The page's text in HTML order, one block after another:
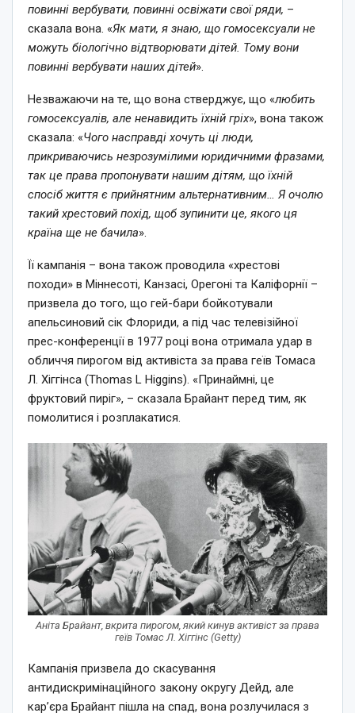
повинні вербувати, повинні освіжати свої ряди, –
сказала вона. «Як мати, я знаю, що гомосексуали не
можуть біологічно відтворювати дітей. Тому вони
повинні вербувати наших дітей».
Незважаючи на те, що вона стверджує, що «любить
гомосексуалів, але ненавидить їхній гріх», вона також
сказала: «Чого насправді хочуть ці люди,
прикриваючись незрозумілими юридичними фразами,
так це права пропонувати нашим дітям, що їхній
спосіб життя є прийнятним альтернативним… Я очолю
такий хрестовий похід, щоб зупинити це, якого ця
країна ще не бачила».
Її кампанія – вона також проводила «хрестові
походи» в Міннесоті, Канзасі, Орегоні та Каліфорнії –
призвела до того, що гей-бари бойкотували
апельсиновий сік Флориди, а під час телевізійної
прес-конференції в 1977 році вона отримала удар в
обличчя пирогом від активіста за права геїв Томаса
Л. Хіггінса (Thomas L Higgins). «Принаймні, це
фруктовий пиріг», – сказала Брайант перед тим, як
помолитися і розплакатися.
Аніта Брайант, вкрита пирогом, який кинув активіст за права
геїв Томас Л. Хіггінс (Getty)
Кампанія призвела до скасування
антидискримінаційного закону округу Дейд, але
кар’єра Брайант пішла на спад, вона розлучилася з